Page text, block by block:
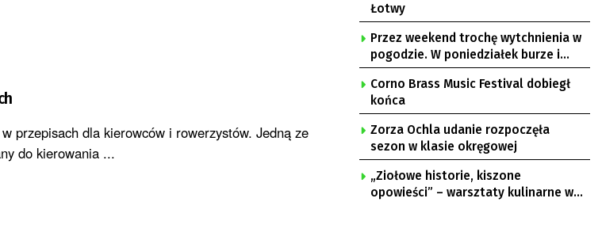
przepisach dla kierowców i rowerzystów. Jedną ze
do kierowania ...
Łotwy
Przez weekend trochę wytchnienia w
pogodzie. W poniedziałek burze i
upał
Corno Brass Music Festival dobiegł
końca
Zorza Ochla udanie rozpoczęła
sezon w klasie okręgowej
„Ziołowe historie, kiszone
opowieści” – warsztaty kulinarne w